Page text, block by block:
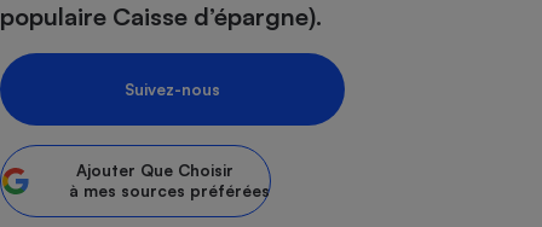
populaire Caisse d’épargne).
Suivez-nous
Ajouter Que Choisir
à mes sources préférées
Sécurité - Hygiène
Assurance
Banque - Crédit
Epargne - Fiscalité
Circulation routière
Contrôle technique -
Pièce détachée
Comparatif
Comparatif casque audio
Comparatif tondeuse
Maison de retraite
Choisir son fioul
Choisir son pellet
Comparateur assurance emprunteur
Energie Moins Chère Ensemble